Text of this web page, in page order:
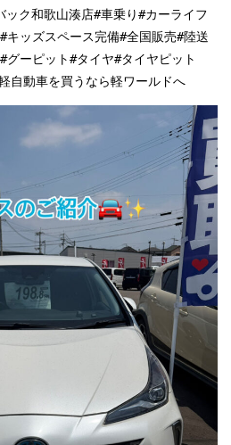
ック和歌山湊店#車乗り#カーライフ
キッズスペース完備#全国販売#陸送
グーピット#タイヤ#タイヤピット
自動車を買うなら軽ワールドへ